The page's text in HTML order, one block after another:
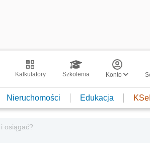
Kalkulatory Szkolenia Konto
Nieruchomości Edukacja
osiągać?